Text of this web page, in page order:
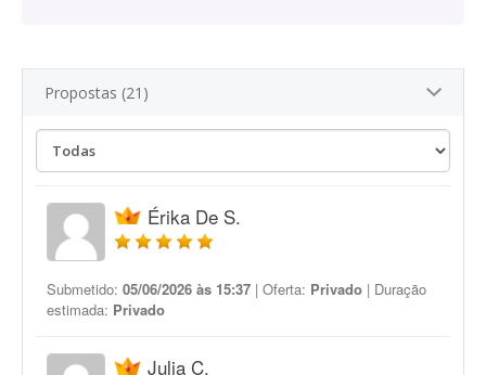
Propostas (21)
Érika De S.
Submetido: 05/06/2026 às 15:37 | Oferta: Privado | Duração
estimada: Privado
Julia C.